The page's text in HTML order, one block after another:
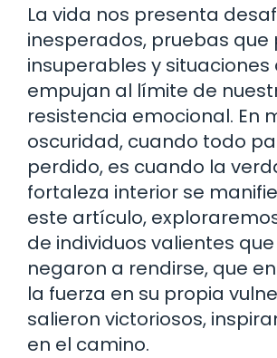
La vida nos presenta
inesperados, pruebas que
insuperables y situaciones
empujan al límite de
resistencia emocional. En
oscuridad, cuando todo
perdido, es cuando la
fortaleza interior se
este artículo,
de individuos valientes
negaron a rendirse, que
la fuerza en su propia
salieron victoriosos,
en el camino.